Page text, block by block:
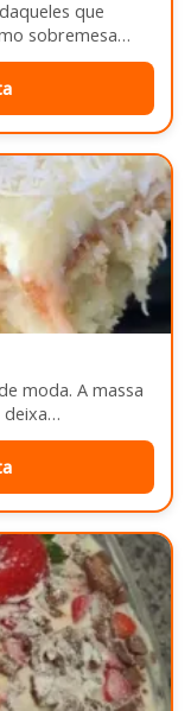
que
sobremesa
moda. A massa
deixa…